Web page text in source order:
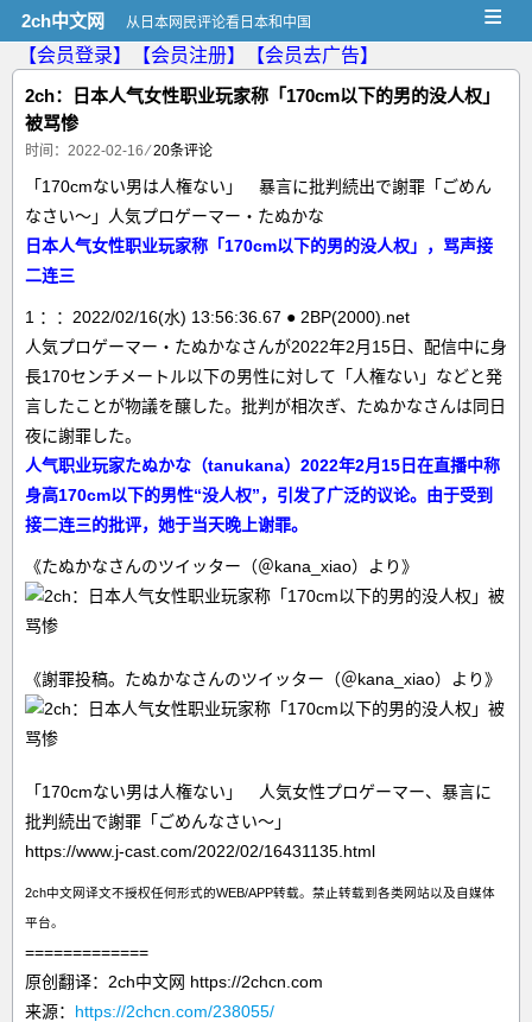
2ch中文网 从日本网民评论看日本和中国 ≡
【会员登录】 【会员注册】
【会员去广告】
2ch：日本人气女性职业玩家称「170cm以下的男的没人权」
被骂惨
时间：2022-02-16 ⁄20条评论
「170cmない男は人権ない」 暴言に批判続出で謝罪「ごめん
なさい～」人気プロゲーマー・たぬかな
日本人气女性职业玩家称「170cm以下的男的没人权」，骂声接
二连三
1 ：：2022/02/16(水) 13:56:36.67 ● 2BP(2000).net
人気プロゲーマー・たぬかなさんが2022年2月15日、配信中に身
長170センチメートル以下の男性に対して「人権ない」などと発
言したことが物議を醸した。批判が相次ぎ、たぬかなさんは同日
夜に謝罪した。
人气职业玩家たぬかな（tanukana）2022年2月15日在直播中称
身高170cm以下的男性“没人权”，引发了广泛的议论。由于受到
接二连三的批评，她于当天晚上谢罪。
《たぬかなさんのツイッター（＠kana_xiao）より》
《謝罪投稿。たぬかなさんのツイッター（＠kana_xiao）より》
「170cmない男は人権ない」 人気女性プロゲーマー、暴言に
批判続出で謝罪「ごめんなさい～」
https://www.j-cast.com/2022/02/16431135.html
2ch中文网译文不授权任何形式的WEB/APP转载。禁止转载到各类网站以及自媒体
平台。
=============
原创翻译：2ch中文网 https://2chcn.com
来源： https://2chcn.com/238055/